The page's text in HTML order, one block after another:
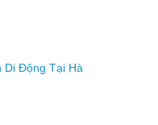
Di Động Tại Hà